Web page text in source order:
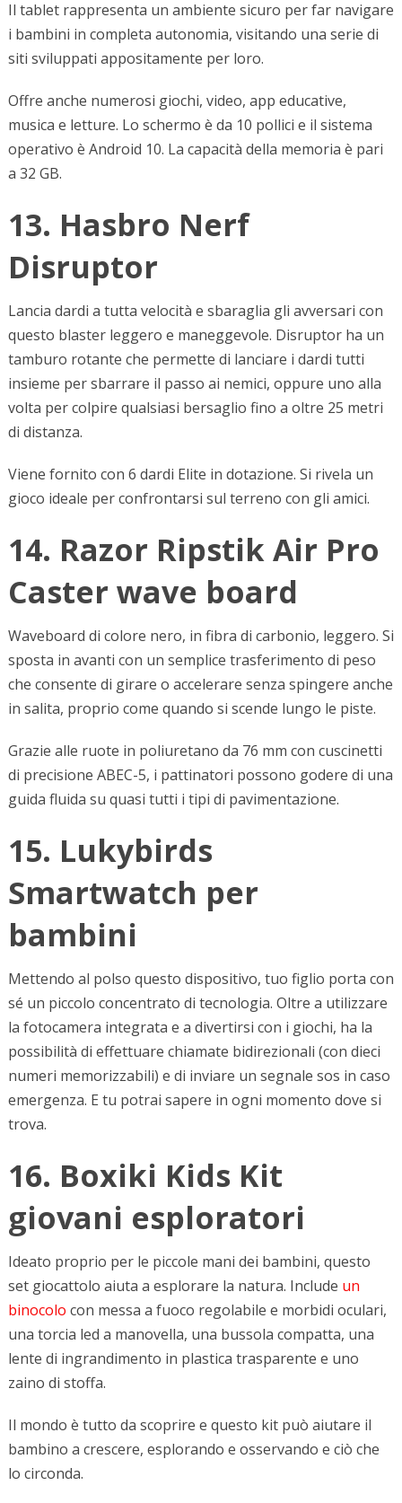
Il tablet rappresenta un ambiente sicuro per far navigare
i bambini in completa autonomia, visitando una serie di
siti sviluppati appositamente per loro.
Offre anche numerosi giochi, video, app educative,
musica e letture. Lo schermo è da 10 pollici e il sistema
operativo è Android 10. La capacità della memoria è pari
a 32 GB.
13. Hasbro Nerf
Disruptor
Lancia dardi a tutta velocità e sbaraglia gli avversari con
questo blaster leggero e maneggevole. Disruptor ha un
tamburo rotante che permette di lanciare i dardi tutti
insieme per sbarrare il passo ai nemici, oppure uno alla
volta per colpire qualsiasi bersaglio fino a oltre 25 metri
di distanza.
Viene fornito con 6 dardi Elite in dotazione. Si rivela un
gioco ideale per confrontarsi sul terreno con gli amici.
14. Razor Ripstik Air Pro
Caster wave board
Waveboard di colore nero, in fibra di carbonio, leggero. Si
sposta in avanti con un semplice trasferimento di peso
che consente di girare o accelerare senza spingere anche
in salita, proprio come quando si scende lungo le piste.
Grazie alle ruote in poliuretano da 76 mm con cuscinetti
di precisione ABEC-5, i pattinatori possono godere di una
guida fluida su quasi tutti i tipi di pavimentazione.
15. Lukybirds
Smartwatch per
bambini
Mettendo al polso questo dispositivo, tuo figlio porta con
sé un piccolo concentrato di tecnologia. Oltre a utilizzare
la fotocamera integrata e a divertirsi con i giochi, ha la
possibilità di effettuare chiamate bidirezionali (con dieci
numeri memorizzabili) e di inviare un segnale sos in caso
emergenza. E tu potrai sapere in ogni momento dove si
trova.
16. Boxiki Kids Kit
giovani esploratori
Ideato proprio per le piccole mani dei bambini, questo
set giocattolo aiuta a esplorare la natura. Include un
binocolo con messa a fuoco regolabile e morbidi oculari,
una torcia led a manovella, una bussola compatta, una
lente di ingrandimento in plastica trasparente e uno
zaino di stoffa.
Il mondo è tutto da scoprire e questo kit può aiutare il
bambino a crescere, esplorando e osservando e ciò che
lo circonda.